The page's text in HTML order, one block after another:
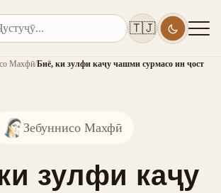
🇹🇯
Махфӣ/Биё, ки зулфи каҷу чашми сурмасо ин ҷост
Зебуннисо Махфӣ
зулфи каҷу